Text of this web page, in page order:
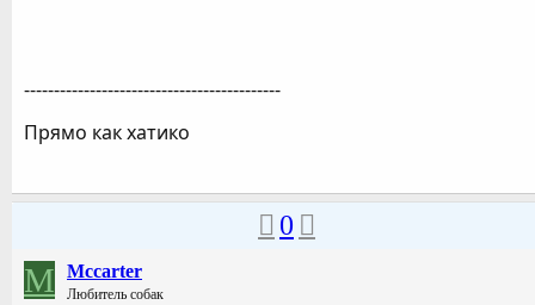
-------------------------------------------
Прямо как хатико
0
M Mccarter
Любитель собак